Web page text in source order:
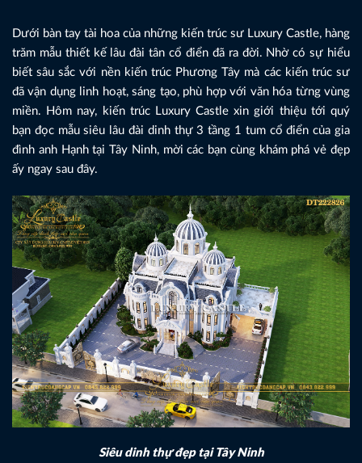
Dưới bàn tay tài hoa của những kiến trúc sư Luxury Castle, hàng
trăm mẫu thiết kế lâu đài tân cổ điển đã ra đời. Nhờ có sự hiểu
biết sâu sắc với nền kiến trúc Phương Tây mà các kiến trúc sư
đã vận dụng linh hoạt, sáng tạo, phù hợp với văn hóa từng vùng
miền. Hôm nay, kiến trúc Luxury Castle xin giới thiệu tới quý
bạn đọc mẫu siêu lâu đài dinh thự 3 tầng 1 tum cổ điển của gia
đình anh Hạnh tại Tây Ninh, mời các bạn cùng khám phá vẻ đẹp
ấy ngay sau đây.
Siêu dinh thự đẹp tại Tây Ninh